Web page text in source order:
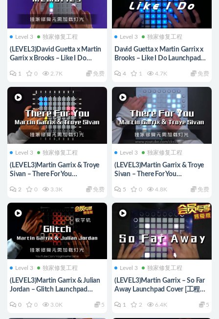
Level 3 独家修复工程
(LEVEL3)David Guetta x Martin
Garrix x Brooks – Like I Do
LAUNCHPAD社区
1 0 2.7K 免费
Level 3 独家修复工程
David Guetta x Martin Garrix x
Brooks – Like I Do Launchpad
4 1 4.7K 免费
Level 3 独家修复工程
(LEVEL3)Martin Garrix & Troye
Sivan – There For You
载]2 0 3.3K 免费
Level 3 独家修复工程
(LEVEL3)Martin Garrix & Troye
Sivan – There For You
载] 5 0 4.8K 免费
Level 3 独家修复工程
(LEVEL3)Martin Garrix & Julian
Jordan – Glitch Launchpad
0 0 3.0K 5
Level 3 独家修复工程
(LEVEL3)Martin Garrix – So Far
Away Launchpad Cover [工程文
1 2 6.4K 5